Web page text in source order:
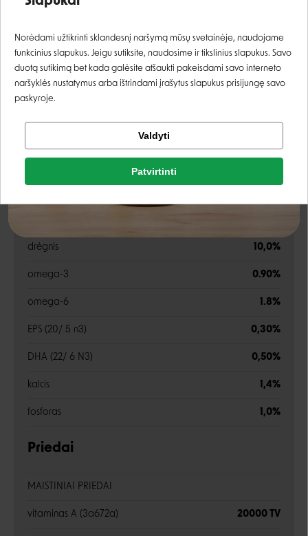
Rašyti atsiliepimą
Energetinė vertė: 3690 kcal/kg
Analitinės sudedamosios dalys
drėgnis 10,0%
omega-3 0.90%
omega-6 1.8%
EPS (20/ 5 n3) 0,30%
DHA (22/ 6 N3) 0,50%
kalcis 1,4%
fosforas 1,0%
Priedai
MAISTINIAI PRIEDAI
vitaminas A (3a672a) 20000 TV
Rašyti atsiliepimą
Registruotis
Facebook
Norėdami užtikrinti sklandesnį naršymą mūsų svetainėje, naudojame
funkcinius slapukus. Jeigu sutiksite, naudosime ir tikslinius slapukus. Savo
duotą sutikimą bet kada galėsite atšaukti pakeisdami savo interneto
naršyklės nustatymus arba ištrindami įrašytus slapukus prisijungę savo
paskyroje.
Valdyti
Patvirtinti